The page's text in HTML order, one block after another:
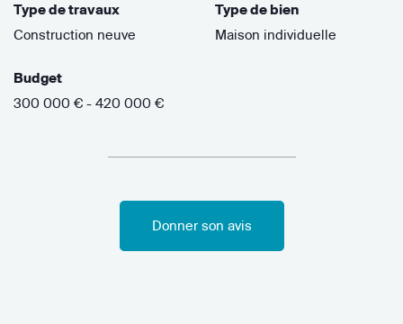
Type de travaux
Construction neuve
Type de bien
Maison individuelle
Budget
300 000 € - 420 000 €
Donner son avis